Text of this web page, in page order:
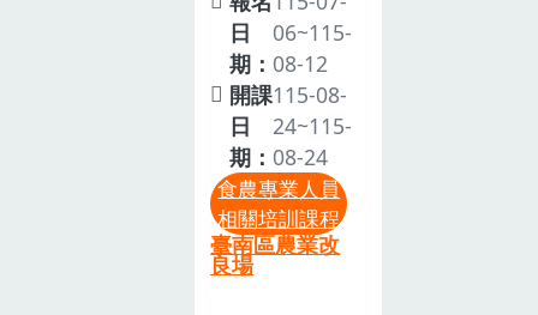
伴妥善珍惜。
俾利安排候補
事宜。並請於
本系統進行”取
消報名”作業，
以免影響後續
個人之報名權
益。如遇颱風
等天然災害，
當日花蓮縣停
加本課程者應
先完成線上課
程「食農教育
政策與法案說
明」2 小時、
「食農教育專
業人員申請規
定與流程」1
小時，才能報
培訓辦法」第
2條規定。農
業部「115年
度農業整合諮
詢輔導體系計
畫」「臺南市
114年至116年
食農教育資源
整合推動總計
日
期：
06~115-
08-12
開課
日
期：
115-08-
24~115-
08-24
食農專業人員
相關培訓課程
臺南區農業改
良場